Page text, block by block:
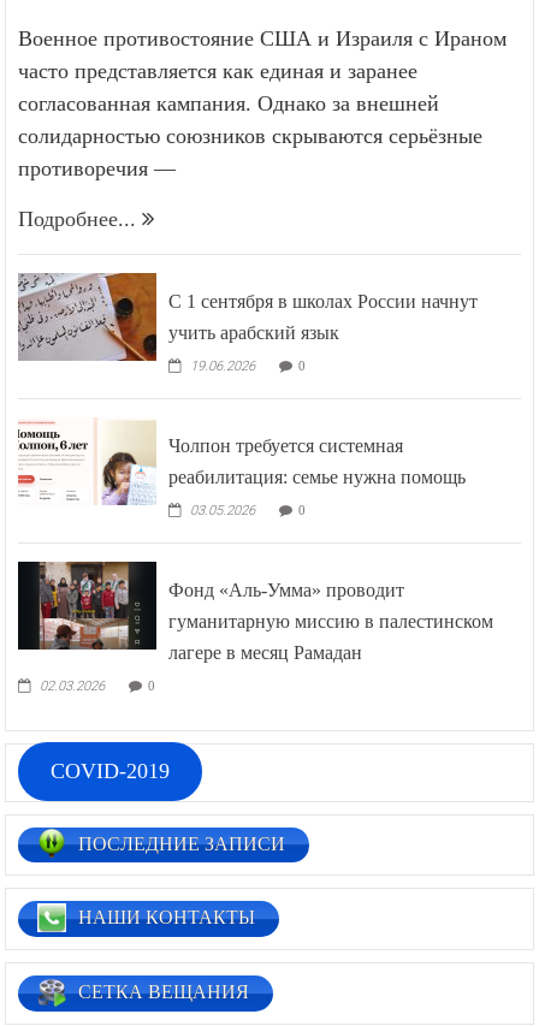
Военное противостояние США и Израиля с Ираном
часто представляется как единая и заранее
согласованная кампания. Однако за внешней
солидарностью союзников скрываются серьёзные
противоречия —
Подробнее...
С 1 сентября в школах России начнут
учить арабский язык
19.06.2026 0
Чолпон требуется системная
реабилитация: семье нужна помощь
03.05.2026 0
Фонд «Аль-Умма» проводит
гуманитарную миссию в палестинском
лагере в месяц Рамадан
02.03.2026 0
COVID-2019
ПОСЛЕДНИЕ ЗАПИСИ
НАШИ КОНТАКТЫ
СЕТКА ВЕЩАНИЯ